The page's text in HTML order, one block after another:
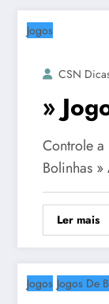
Jogos
CSN
»
Controle a
Bolinhas
Ler mais
Jogos Jogos De